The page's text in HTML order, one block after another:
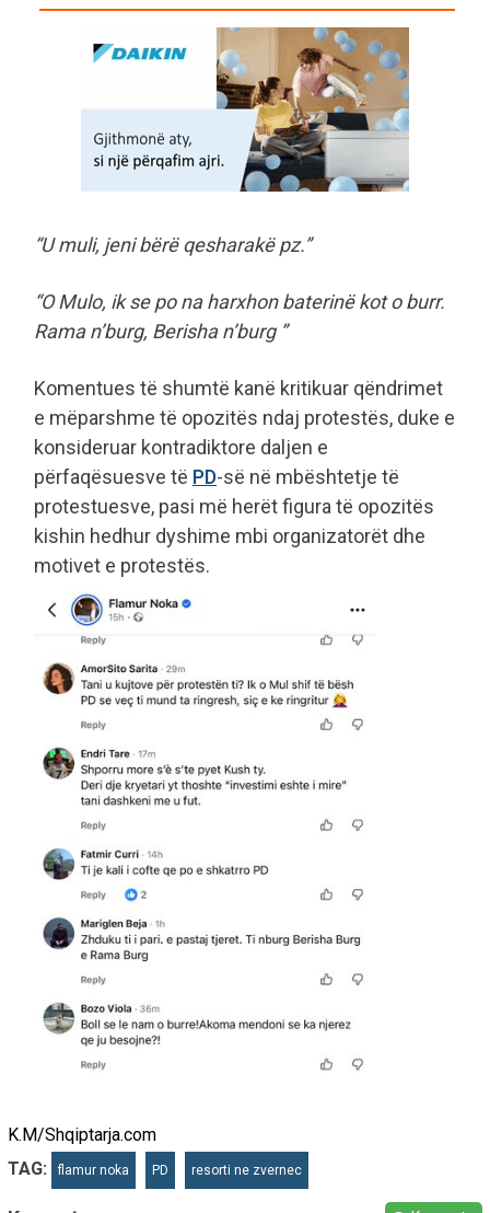
“U muli, jeni bërë qesharakë pz.”
“O Mulo, ik se po na harxhon baterinë kot o burr.
Rama n’burg, Berisha n’burg ”
Komentues të shumtë kanë kritikuar qëndrimet
e mëparshme të opozitës ndaj protestës, duke e
konsideruar kontradiktore daljen e
përfaqësuesve të PD-së në mbështetje të
protestuesve, pasi më herët figura të opozitës
kishin hedhur dyshime mbi organizatorët dhe
motivet e protestës.
K.M/Shqiptarja.com
TAG:
flamur noka PD resorti ne zvernec